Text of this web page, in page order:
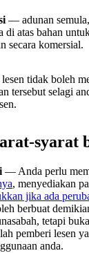
— adunan
di atas bahan
secara komersial.
tidak boleh
tersebut selagi
syarat
— Anda perlu
, menyediakan
jika ada
berbuat
tetapi
pemberi lesen
anda.